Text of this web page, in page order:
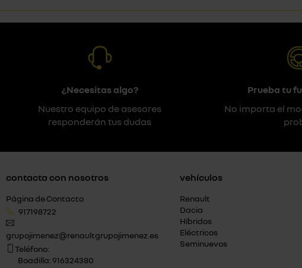
¿Necesitas algo?
Nuestro equipo de asesores
responderán tus dudas
Prueba tu
No importa el
contacta con nosotros
Página de Contacto
917198722
grupojimenez@renaultgrupojimenez.es
Teléfono:
Boadilla: 916324380
vehículos
Renault
Dacia
Híbridos
Eléctricos
Seminuevos